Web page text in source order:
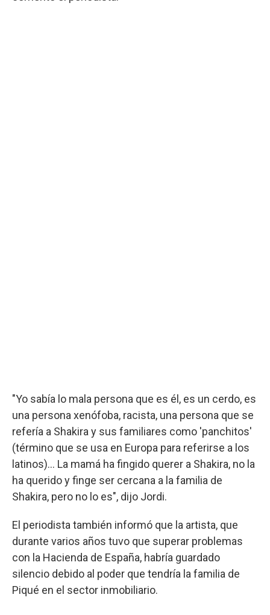
"Yo sabía lo mala persona que es él, es un cerdo, es
una persona xenófoba, racista, una persona que se
refería a Shakira y sus familiares como 'panchitos'
(término que se usa en Europa para referirse a los
latinos)… La mamá ha fingido querer a Shakira, no la
ha querido y finge ser cercana a la familia de
Shakira, pero no lo es", dijo Jordi.
El periodista también informó que la artista, que
durante varios años tuvo que superar problemas
con la Hacienda de España, habría guardado
silencio debido al poder que tendría la familia de
Piqué en el sector inmobiliario.